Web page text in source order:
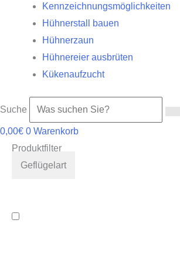
Kennzeichnungsmöglichkeiten
Hühnerstall bauen
Hühnerzaun
Hühnereier ausbrüten
Kükenaufzucht
Suche
0,00€ 0 Warenkorb
Produktfilter
Geflügelart